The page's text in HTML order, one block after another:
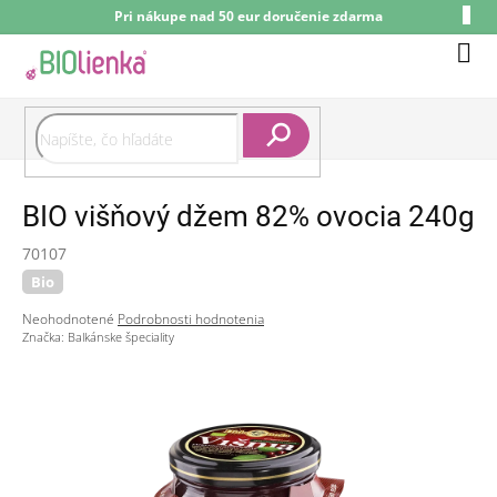
na
obsah
Pri nákupe nad 50 eur doručenie zdarma
BIO višňový džem 82% ovocia 240g
70107
Bio
Priemerné
hodnotenie
Neohodnotené Podrobnosti hodnotenia
Značka: Balkánske špeciality